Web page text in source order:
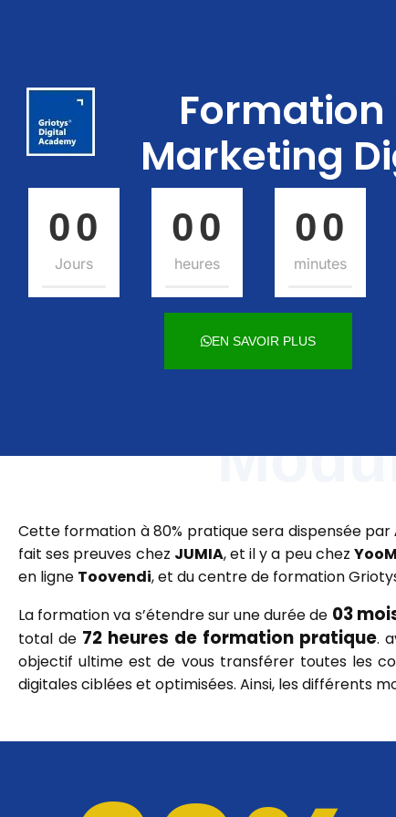
Formation
Marketing
00
00
Jours
00
00
heures
00
00
minutes
EN SAVOIR PLUS
Cette formation à 80% pratique sera dispensée par
fait ses preuves chez JUMIA, et il y a peu chez
en ligne Toovendi, et du centre de formation
La formation va s’étendre sur une durée de 03
total de 72 heures de formation pratique.
objectif ultime est de vous transférer toutes les
digitales ciblées et optimisées. Ainsi, les différents